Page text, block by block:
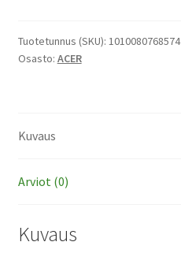
lamppumoduli
määrä
Tuotetunnus (SKU): 1010080768574
Osasto: ACER
Kuvaus
Arviot (0)
Kuvaus